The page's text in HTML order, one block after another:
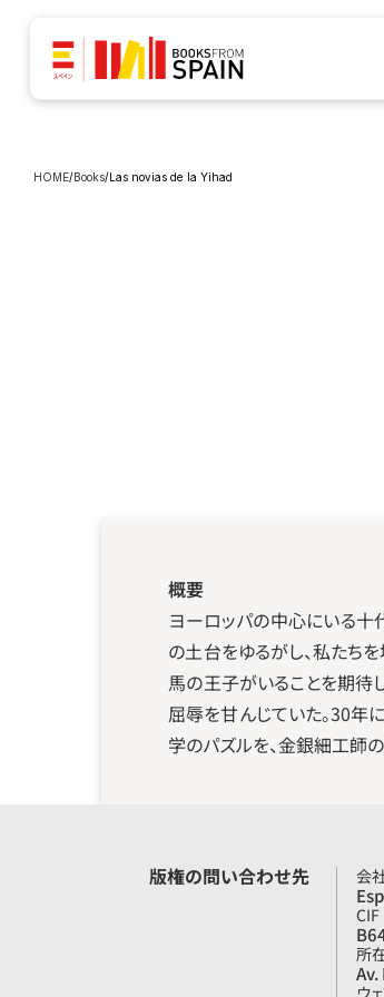
HOME/Books/Las novias de la Yihad
概要
ヨーロッパの中心にいる十
の土台をゆるがし、私たち
馬の王子がいることを期待
屈辱を甘んじていた。30年
学のパズルを、金銀細工師
版権の問い合わせ先 会
CIF
所
ウ